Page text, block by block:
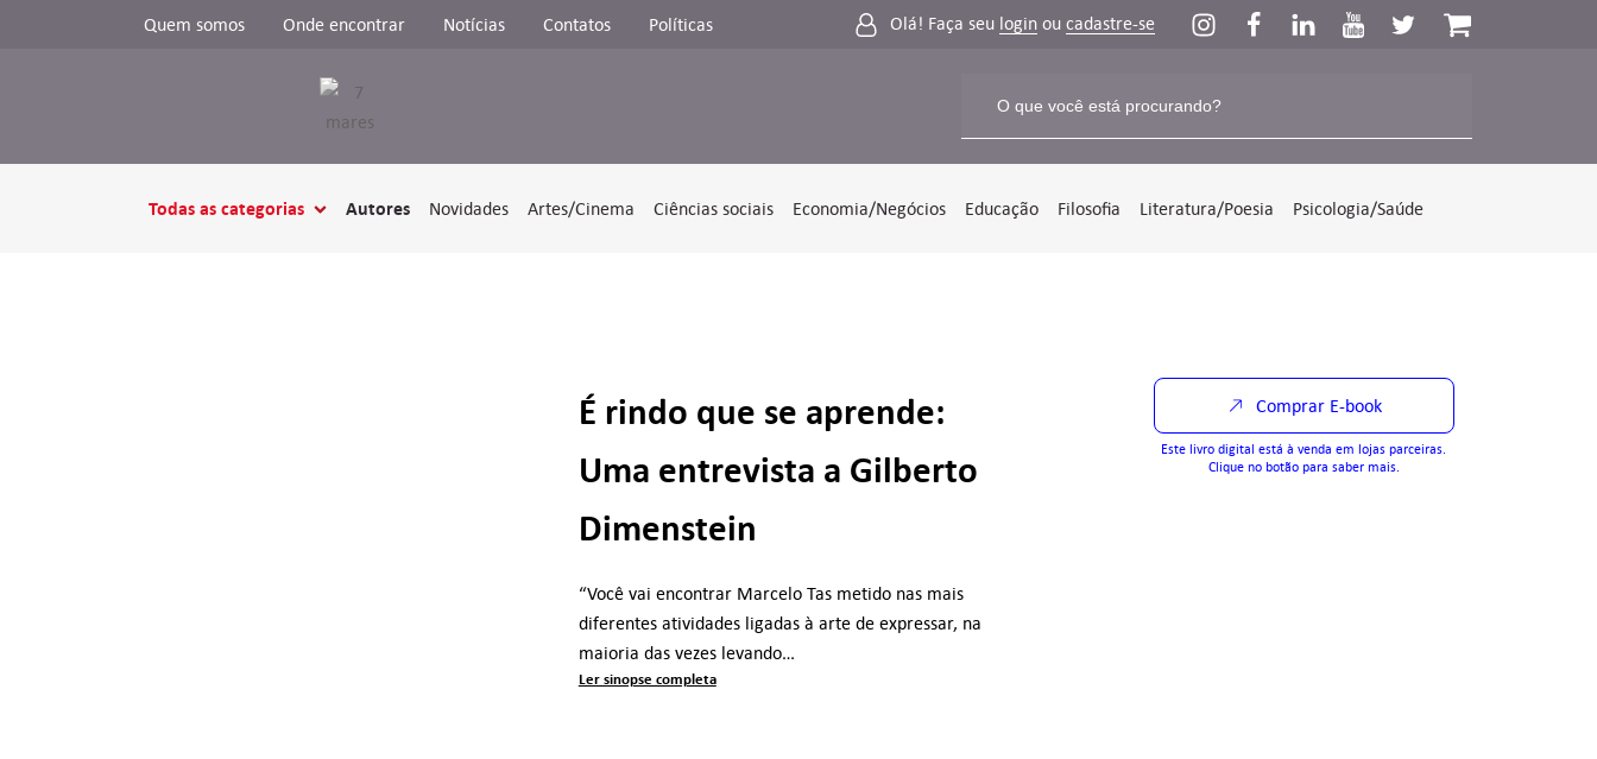
Quem somos Onde encontrar Notícias Contatos Políticas Olá! Faça seu login ou cadastre-se
Todas as categorias Autores Novidades Artes/Cinema Ciências sociais Economia/Negócios Educação Filosofia Literatura/Poesia Psicologia/Saúde
É rindo que se aprende:
Uma entrevista a Gilberto
Dimenstein
“Você vai encontrar Marcelo Tas metido nas mais
diferentes atividades ligadas à arte de expressar, na
maioria das vezes levando…
Ler sinopse completa
Comprar E-book
Este livro digital está à venda em lojas parceiras.
Clique no botão para saber mais.